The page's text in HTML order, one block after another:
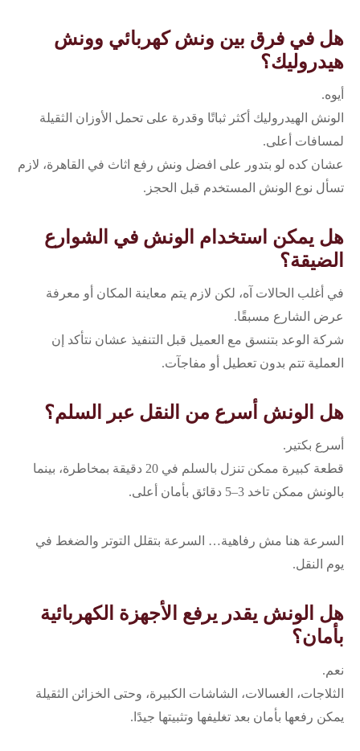
هل في فرق بين ونش كهربائي وونش
هيدروليك؟
أيوه.
الونش الهيدروليك أكثر ثباتًا وقدرة على تحمل الأوزان الثقيلة
لمسافات أعلى.
عشان كده لو بتدور على افضل ونش رفع اثاث في القاهرة، لازم
تسأل نوع الونش المستخدم قبل الحجز.
هل يمكن استخدام الونش في الشوارع
الضيقة؟
في أغلب الحالات آه، لكن لازم يتم معاينة المكان أو معرفة
عرض الشارع مسبقًا.
شركة الوعد بتنسق مع العميل قبل التنفيذ عشان نتأكد إن
العملية تتم بدون تعطيل أو مفاجآت.
هل الونش أسرع من النقل عبر السلم؟
أسرع بكتير.
قطعة كبيرة ممكن تنزل بالسلم في 20 دقيقة بمخاطرة، بينما
بالونش ممكن تاخد 3–5 دقائق بأمان أعلى.
السرعة هنا مش رفاهية… السرعة بتقلل التوتر والضغط في
يوم النقل.
هل الونش يقدر يرفع الأجهزة الكهربائية
بأمان؟
نعم.
الثلاجات، الغسالات، الشاشات الكبيرة، وحتى الخزائن الثقيلة
يمكن رفعها بأمان بعد تغليفها وتثبيتها جيدًا.